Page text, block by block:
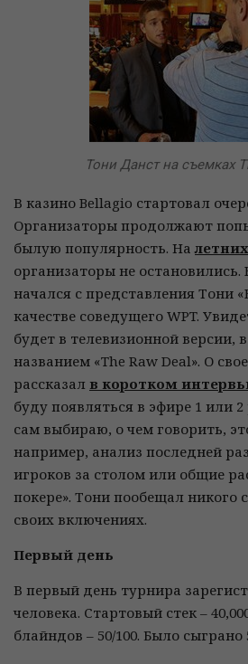
Тони Данст на съемках
В казино Bellagio стартовал
Организаторы продолжают
былую популярность. На
организаторы не остановились.
начался с представления Тони
качестве соведущего WPT.
будет в телевизионной версии,
названием «The Raw Deal». О
рассказал в коротком
буду появляться в эфире 1 или 2
сам выбираю, о чем говорить,
например, анализ последней
игроков за столом или общие
покере». Тони пообещал никого
своих включениях.
Первый день
В первый день турнира
человека. Стартовый стек –
блайндов – 50/100. Было сыграно